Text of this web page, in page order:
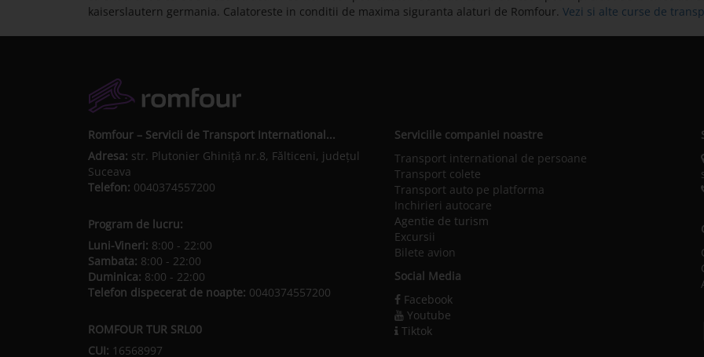
kaiserslautern germania. Calatoreste in conditii de maxima siguranta alaturi de Romfour. Vezi si alte curse de
Romfour – Servicii de Transport International...
Adresa: str. Plutonier Ghiniţă nr.8, Fălticeni, judeţul
Suceava
Telefon: 0040374557200
Program de lucru:
Luni-Vineri: 8:00 - 22:00
Sambata: 8:00 - 22:00
Duminica: 8:00 - 22:00
Telefon dispecerat de noapte: 0040374557200
ROMFOUR TUR SRL00
CUI: 16568997
Serviciile companiei noastre
Transport international de persoane
Transport colete
Transport auto pe platforma
Inchirieri autocare
Agentie de turism
Excursii
Bilete avion
Social Media
Facebook
Youtube
Tiktok